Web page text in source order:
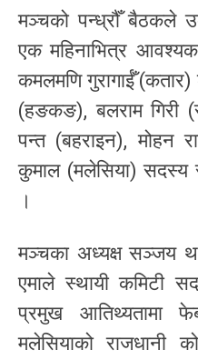
मञ्चको पन्ध्रौँ बैठकले
एक महिनाभित्र आवश्यक
कमलमणि गुरागाईँ
(हङकङ), बलराम गिरी
पन्त (बहराइन), मोहन
कुमाल (मलेसिया) सदस्य
।
मञ्चका अध्यक्ष सञ्जय
एमाले स्थायी कमिटी
प्रमुख
मलेसियाको राजधानी